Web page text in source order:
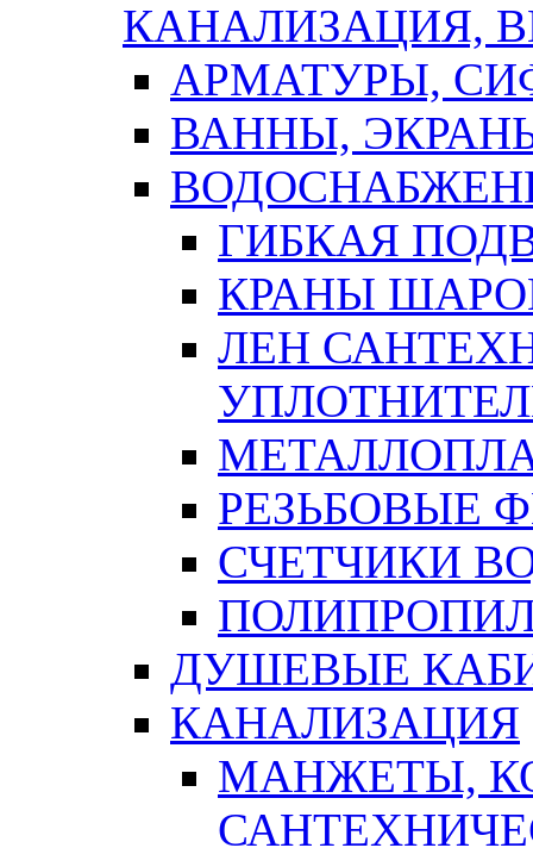
КАНАЛИЗАЦИЯ,
АРМАТУРЫ,
ВАННЫ,
ГИБКАЯ
КРАНЫ
ЛЕН
РЕЗЬБОВЫЕ
СЧЕТЧИКИ
ДУШЕВЫЕ
КАНАЛИЗАЦИЯ
МАНЖЕТЫ,